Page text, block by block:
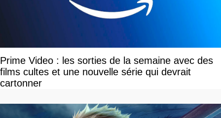
Prime Video : les sorties de la semaine avec des
films cultes et une nouvelle série qui devrait
cartonner